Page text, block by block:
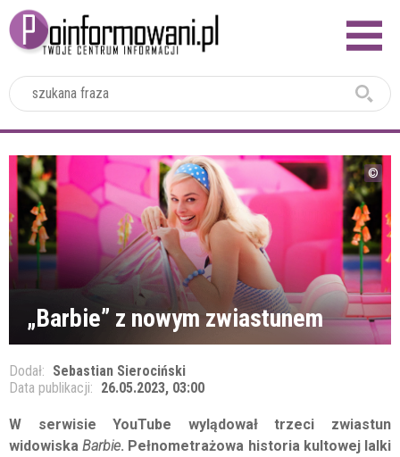
„Barbie” z nowym zwiastunem
Dodał: Sebastian Sierociński
Data publikacji: 26.05.2023, 03:00
W serwisie YouTube wylądował trzeci zwiastun
widowiskaBarbie. Pełnometrażowa historia kultowej lalki